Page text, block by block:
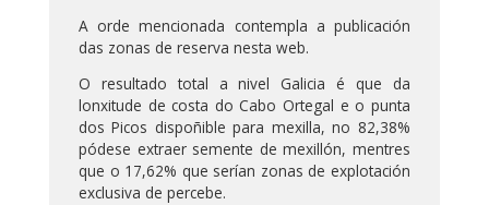
A orde mencionada contempla a publicación
das zonas de reserva nesta web.
O resultado total a nivel Galicia é que da
lonxitude de costa do Cabo Ortegal e o punta
dos Picos dispoñible para mexilla, no 82,38%
pódese extraer semente de mexillón, mentres
que o 17,62% que serían zonas de explotación
exclusiva de percebe.